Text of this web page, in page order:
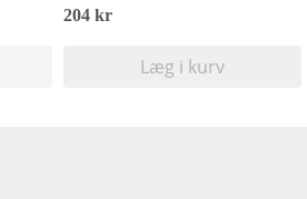
204 kr
Læg i kurv